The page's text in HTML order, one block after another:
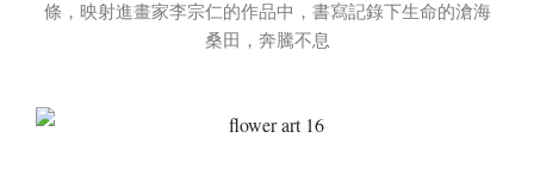
條，映射進畫家李宗仁的作品中，書寫記錄下生命的滄海
桑田，奔騰不息